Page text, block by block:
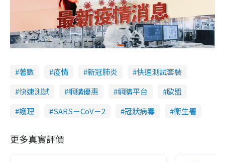
著數 疫情 新冠肺炎
快速測試套裝
快速測試
網購優惠 網購平台
歐盟
護理
SARS－CoV－2 冠狀病毒 衞生署
更多真實評價